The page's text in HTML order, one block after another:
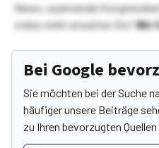
News, spannende
vieles mehr erwarten Sie!Wir
Bei Google
Sie möchten bei der Suche
häufiger unsere Beiträge
zu Ihren bevorzugten